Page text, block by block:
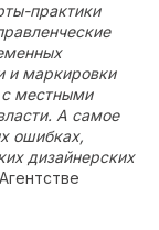
практики
и маркировки
с местными
А самое
ошибках,
дизайнерских